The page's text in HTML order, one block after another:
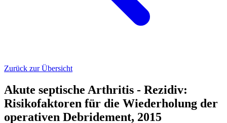
Zurück zur Übersicht
Akute septische Arthritis - Rezidiv:
Risikofaktoren für die Wiederholung der
operativen Debridement, 2015